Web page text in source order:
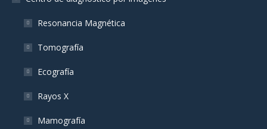
Resonancia Magnética
Tomografía
Ecografía
Rayos X
Mamografía